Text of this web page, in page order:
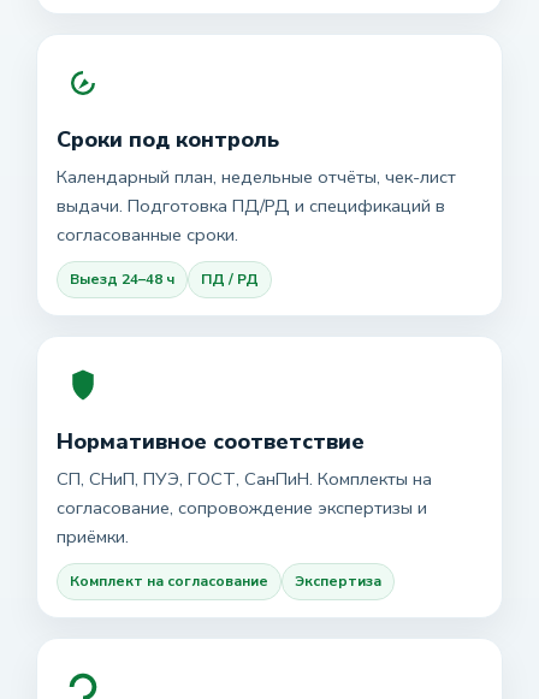
Сроки под контроль
Календарный план, недельные отчёты, чек-лист
выдачи. Подготовка ПД/РД и спецификаций в
согласованные сроки.
Выезд 24–48 ч ПД / РД
Нормативное соответствие
СП, СНиП, ПУЭ, ГОСТ, СанПиН. Комплекты на
согласование, сопровождение экспертизы и
приёмки.
Комплект на согласование Экспертиза